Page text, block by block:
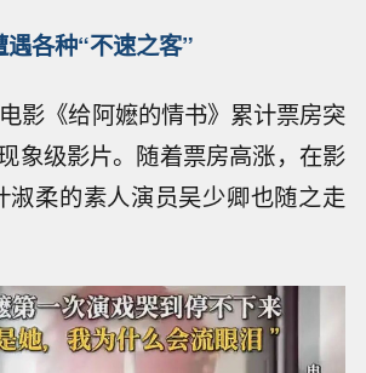
各种“不速之客”
影《给阿嬷的情书》累计票房突
象级影片。随着票房高涨，在影
淑柔的素人演员吴少卿也随之走